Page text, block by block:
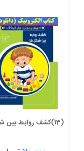
(13)کشف روابط بین شکل ها